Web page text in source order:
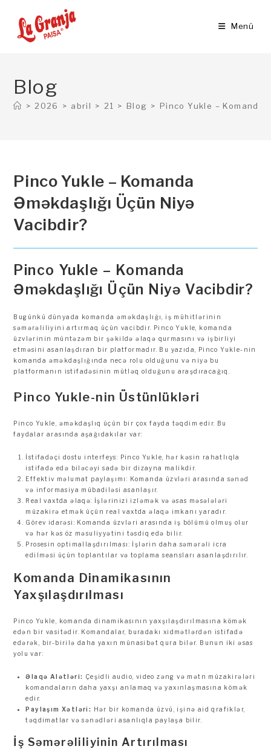
contenido
Menú
Blog
> 2026 > abril > 21 > Blog > Pinco Yukle – Komanda
Pinco Yukle – Komanda
Əməkdaşlığı Üçün Niyə
Vacibdir?
Pinco Yukle – Komanda
Əməkdaşlığı Üçün Niyə Vacibdir?
Bugünkü dünyada komanda əməkdaşlığı, iş mühitlərinin
səmərəliliyini artırmaq üçün vacibdir. Pinco Yukle, komanda
üzvlərinin müntəzəm bir şəkildə əlaqə qurmasını və işbirliyi
etməsini asanlaşdıran bir platformadır. Bu yazıda, Pinco Yukle-nin
komanda əməkdaşlığında necə rolu olduğunu və niyə bu
platformanın istifadəsinin mütləq olduğunu araşdıracağıq.
Pinco Yukle-nin Üstünlükləri
Pinco Yukle, əməkdaşlıq üçün bir çox fayda təqdim edir. Bu
faydalar arasında aşağıdakılar var:
İstifadəçi dostu interfeys: Pinco Yukle, hər kəsin rahatlıqla
istifadə edə biləcəyi sadə bir dizayna malikdir.
Effektiv məlumat paylaşımı: Komanda üzvləri arasında sənəd
və informasiya mübadiləsi asanlaşır.
Real vaxtda əlaqə: İşlərinizi izləmək və əsas məsələləri
müzakirə etmək üçün real vaxtda əlaqə imkanı yaradır.
Görev idarəsi: Komanda üzvləri arasında iş bölümü olmuş olur
və hər kəs öz məsuliyyətini təsdiq edə bilir.
Prosesin optimallaşdırılması: İşlərin daha səmərəli icra
edilməsi üçün toplantılar və toplama seansları asanlaşdırılır.
Komanda Dinamikasının
Yaxşılaşdırılması
Pinco Yukle, komanda dinamikasının yaxşılaşdırılmasına kömək
edən bir vasitədir. Komandalar, buradakı xidmətlərdən istifadə
edərək, bir-birilə daha yaxın münasibət qura bilər. Bunun iki əsas
yolu var:
Əlaqə Alətləri: Çeşidli audio, video zəng və mətn müzakirələri
komandaların daha yaxşı anlamaq və yaxınlaşmasına kömək
edir.
Paylaşım Xətləri: Hər bir komanda üzvü, işinə aid qrafiklər,
təqdimatlar və sənədləri asanlıqla paylaşa bilir.
İş Səmərəliliyinin Artırılması